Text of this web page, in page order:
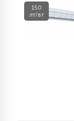
150
лт/вт